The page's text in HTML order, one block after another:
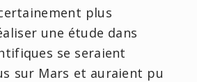
plus
une étude dans
se seraient
sur Mars et auraient pu